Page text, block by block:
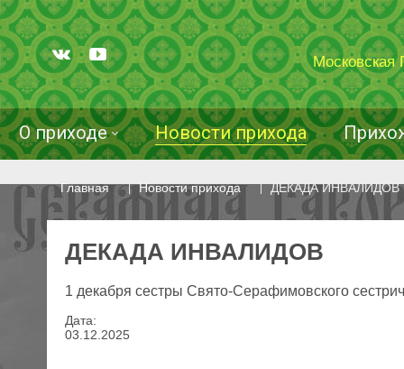
Московская
О приходе Новости прихода
Главная Новости прихода ДЕКАДА ИНВАЛИДОВ
ДЕКАДА ИНВАЛИДОВ
1 декабря сестры Свято-Серафимовского
Дата:
03 12 2025